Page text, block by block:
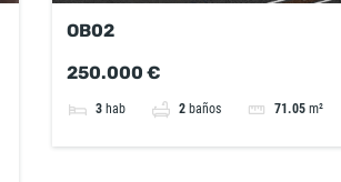
OB02
250.000 €
3 hab 2 baños 71.05 m²